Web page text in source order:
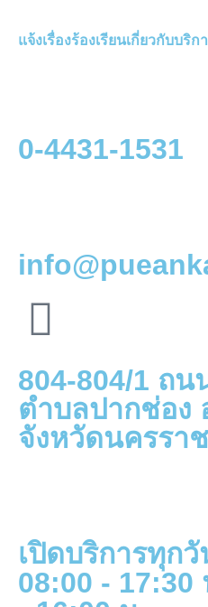
แจ้งเรื่องร้องเรียนเกี่ยวกับบริก
0-4431-1531
804-804/1 ถ
ตำบลปากช่อง
จังหวัดนครรา
เปิดบริการทุก
08:00 -